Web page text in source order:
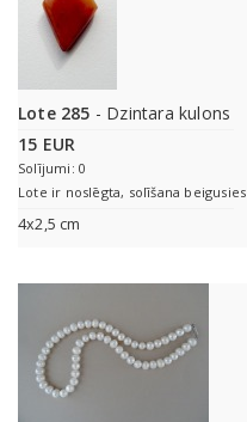
Lote 285 - Dzintara kulons
15 EUR
Solījumi: 0
Lote ir noslēgta, solīšana beigusies
4x2,5 cm